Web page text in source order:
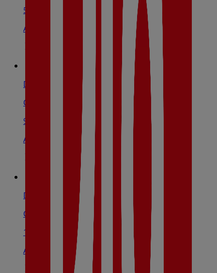
525 m
Abierto
Dia
C/Gabriel García Márquez,6, Collado Villalba
927 m
Abierto
Dia
Calle Vicente Guillen Zamorano, 9, Galapagar
1.8 km
Abierto